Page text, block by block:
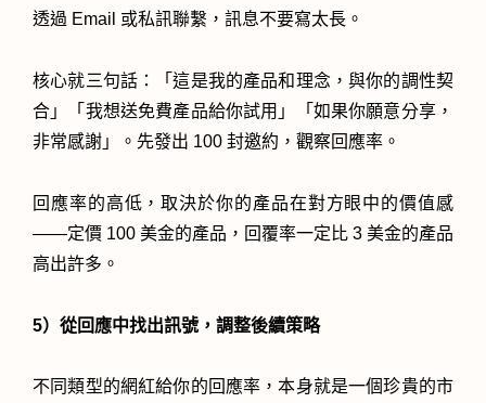
透過 Email 或私訊聯繫，訊息不要寫太長。
核心就三句話：「這是我的產品和理念，與你的調性契
合」「我想送免費產品給你試用」「如果你願意分享，
非常感謝」。先發出 100 封邀約，觀察回應率。
回應率的高低，取決於你的產品在對方眼中的價值感
——定價 100 美金的產品，回覆率一定比 3 美金的產品
高出許多。
5）從回應中找出訊號，調整後續策略
不同類型的網紅給你的回應率，本身就是一個珍貴的市